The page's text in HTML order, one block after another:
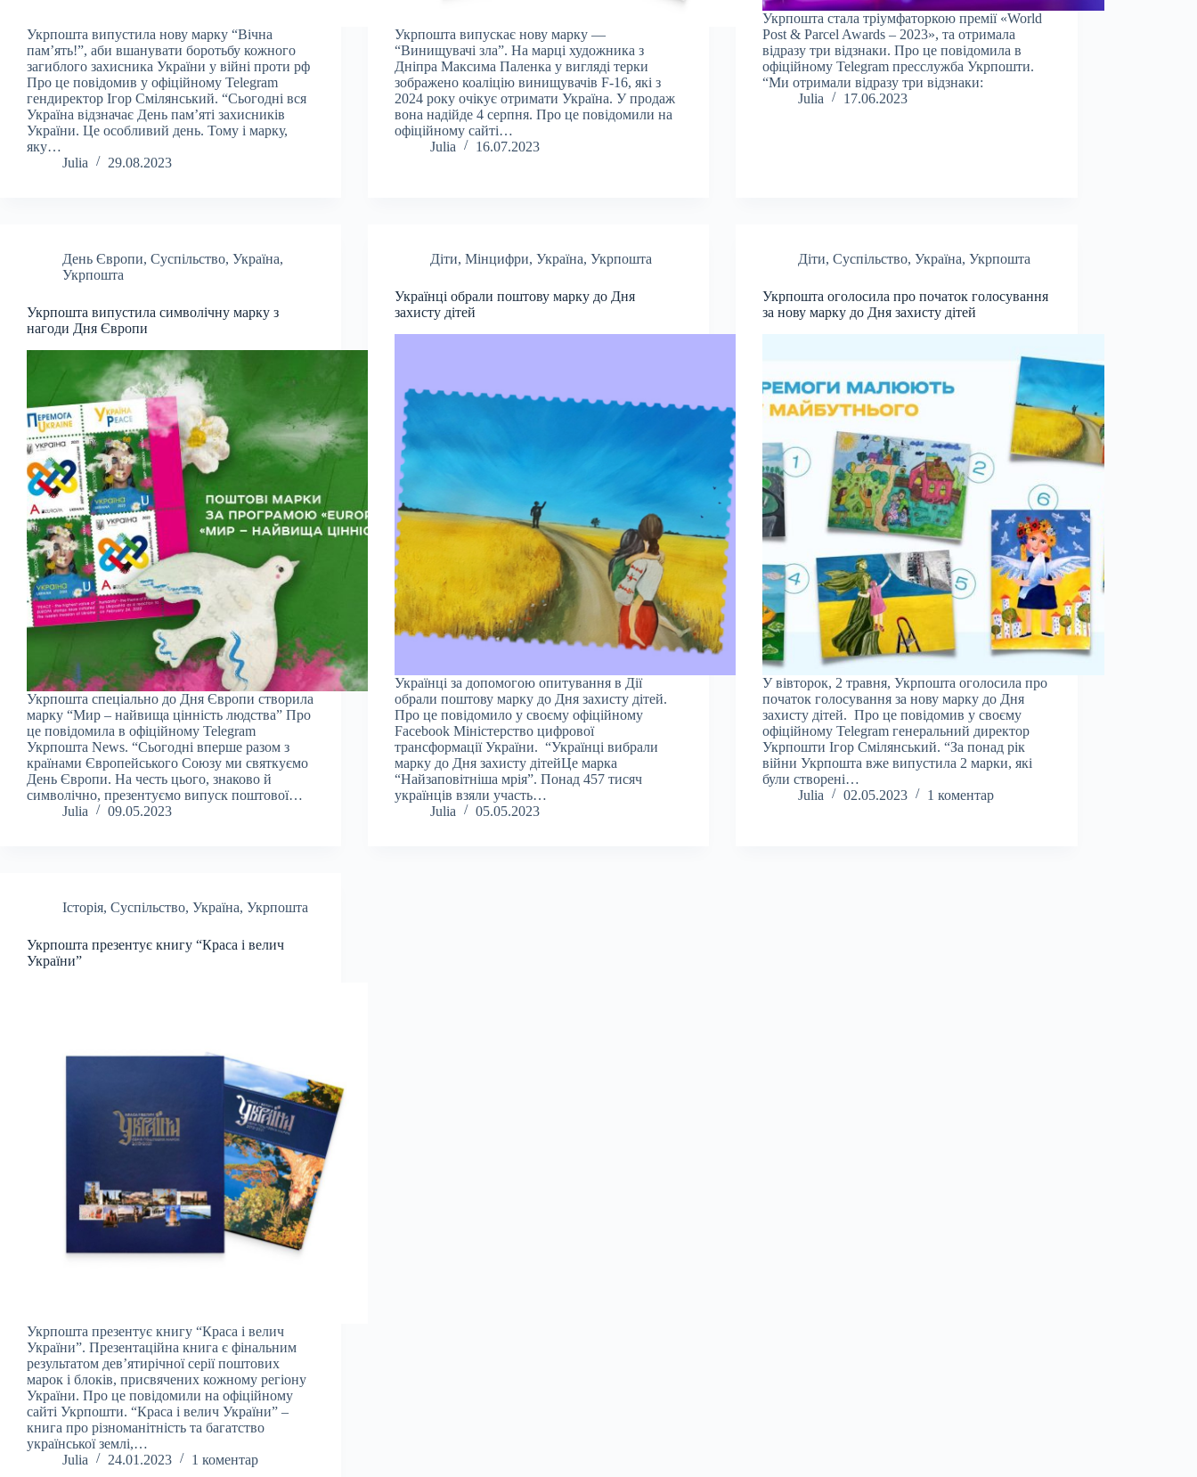
Укрпошта випустила нову марку “Вічна
пам’ять!”, аби вшанувати боротьбу кожного
загиблого захисника України у війні проти рф
Про це повідомив у офіційному Telegram
гендиректор Ігор Смілянський. “Сьогодні вся
Україна відзначає День пам’яті захисників
України. Це особливий день. Тому і марку,
яку…
Julia
29.08.2023
Укрпошта випускає нову марку —
“Винищувачі зла”. На марці художника з
Дніпра Максима Паленка у вигляді терки
зображено коаліцію винищувачів F-16, які з
2024 року очікує отримати Україна. У продаж
вона надійде 4 серпня. Про це повідомили на
офіційному сайті…
Julia
16.07.2023
Укрпошта стала тріумфаторкою премії «World
Post & Parcel Awards – 2023», та отримала
відразу три відзнаки. Про це повідомила в
офіційному Telegram пресслужба Укрпошти.
“Ми отримали відразу три відзнаки:
Julia
17.06.2023
День Європи, Суспільство, Україна,
Укрпошта
Укрпошта випустила символічну марку з
нагоди Дня Європи
Укрпошта спеціально до Дня Європи створила
марку “Мир – найвища цінність людства” Про
це повідомила в офіційному Telegram
Укрпошта News. “Сьогодні вперше разом з
країнами Європейського Союзу ми святкуємо
День Європи. На честь цього, знаково й
символічно, презентуємо випуск поштової…
Julia
09.05.2023
Діти,Мінцифри,Україна,Укрпошта
Українці обрали поштову марку до Дня
захисту дітей
Українці за допомогою опитування в Дії
обрали поштову марку до Дня захисту дітей.
Про це повідомило у своєму офіційному
Facebook Міністерство цифрової
трансформації України. “Українці вибрали
марку до Дня захисту дітейЦе марка
“Найзаповітніша мрія”. Понад 457 тисяч
українців взяли участь…
Julia
05.05.2023
Діти,Суспільство,Україна,Укрпошта
Укрпошта оголосила про початок голосування
за нову марку до Дня захисту дітей
У вівторок, 2 травня, Укрпошта оголосила про
початок голосування за нову марку до Дня
захисту дітей. Про це повідомив у своєму
офіційному Telegram генеральний директор
Укрпошти Ігор Смілянський. “За понад рік
війни Укрпошта вже випустила 2 марки, які
були створені…
Julia
02.05.2023 1 коментар
Історія, Суспільство, Україна, Укрпошта
Укрпошта презентує книгу “Краса і велич
України”
Укрпошта презентує книгу “Краса і велич
України”. Презентаційна книга є фінальним
результатом дев’ятирічної серії поштових
марок і блоків, присвячених кожному регіону
України. Про це повідомили на офіційному
сайті Укрпошти. “Краса і велич України” –
книга про різноманітність та багатство
української землі,…
Julia
24.01.2023 1 коментар